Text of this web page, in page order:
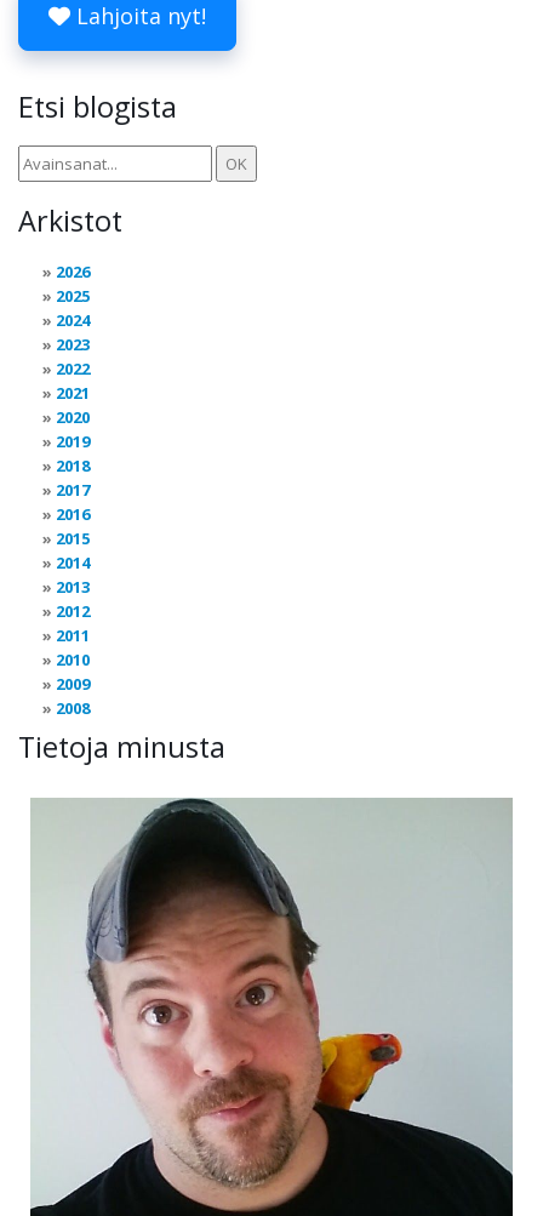
Lahjoita nyt!
Etsi blogista
Arkistot
2026
2025
2024
2023
2022
2021
2020
2019
2018
2017
2016
2015
2014
2013
2012
2011
2010
2009
2008
Tietoja minusta